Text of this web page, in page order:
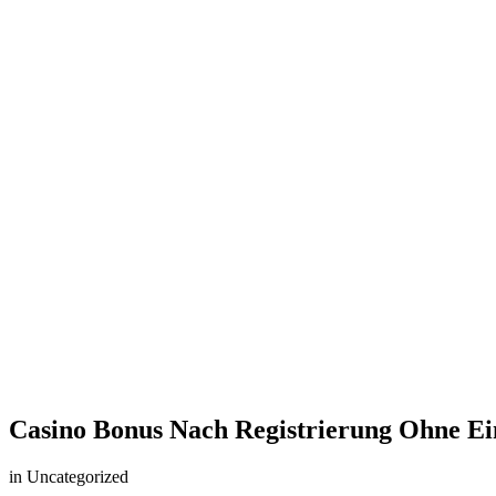
Casino Bonus Nach Registrierung Ohne
in Uncategorized